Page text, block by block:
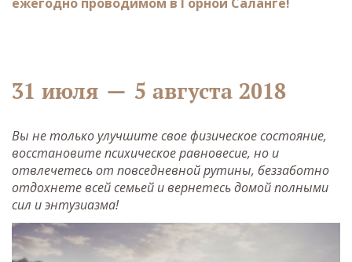
31 июля — 5 августа 2018
Вы не только улучшите свое физическое состояние,
восстановите психическое равновесие, но и
отвлечетесь от повседневной рутины, беззаботно
отдохнете всей семьей и вернетесь домой полными
сил и энтузиазма!